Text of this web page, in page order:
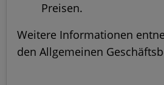
Preisen.
Weitere Informationen
den Allgemeinen